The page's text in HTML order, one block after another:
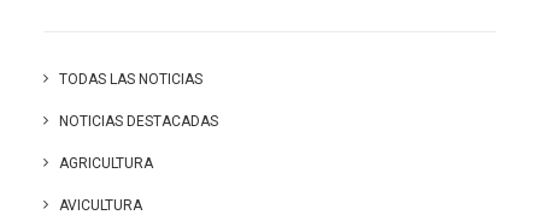
TODAS LAS NOTICIAS
NOTICIAS DESTACADAS
AGRICULTURA
AVICULTURA